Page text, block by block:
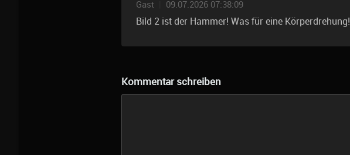
Gast 09.07.2026 07:38:09
Bild 2 ist der Hammer! Was für eine Körperdrehung!
Kommentar schreiben